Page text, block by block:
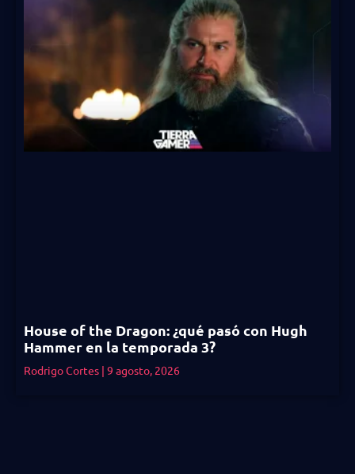
House of the Dragon: ¿qué pasó con Hugh
Hammer en la temporada 3?
Rodrigo Cortes 9 agosto, 2026